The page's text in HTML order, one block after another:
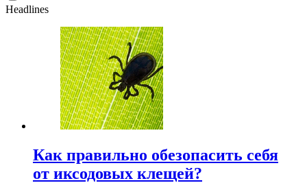
Headlines
Как правильно обезопасить себя
от иксодовых клещей?